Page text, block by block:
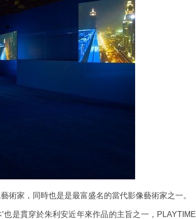
術家，同時也是是最富盛名的當代影像藝術家之一。
也是貫穿於朱利安近年來作品的主旨之一，PLAYTIME